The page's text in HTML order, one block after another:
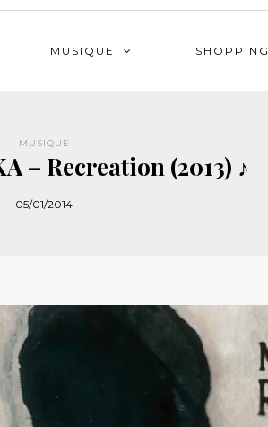
MUSIQUE SHOPPING
MUSIQUE
– Recreation (2013) ♪
05/01/2014